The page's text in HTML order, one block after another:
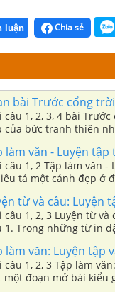
luận Chia sẻ
bài Trước cổng
câu 1, 2, 3, 4 bài
của bức tranh thiên
làm văn - Luyện tập
câu 1, 2 Tập làm văn -
tả một cảnh đẹp ở
từ và câu: Luyện
câu 1, 2, 3 Luyện từ
1. Trong những từ in
làm văn: Luyện tập
câu 1, 2, 3 Tập làm
một đoạn mở bài kiểu